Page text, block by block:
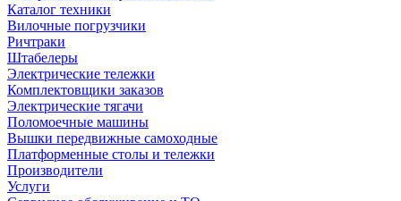
Каталог техники
Вилочные погрузчики
Ричтраки
Штабелеры
Электрические тележки
Комплектовщики заказов
Электрические тягачи
Поломоечные машины
Вышки передвижные самоходные
Платформенные столы и тележки
Производители
Услуги